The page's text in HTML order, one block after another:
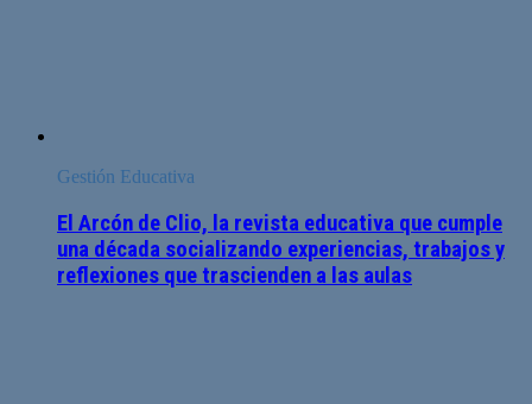
Gestión Educativa
El Arcón de Clio, la revista educativa que cumple
una década socializando experiencias, trabajos y
reflexiones que trascienden a las aulas